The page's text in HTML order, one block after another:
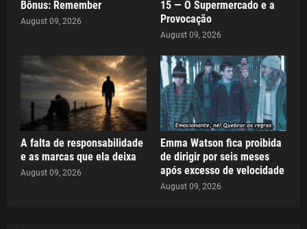
Bônus: Remember
August 09, 2026
15 — O Supermercado e a
Provocação
August 09, 2026
A falta de responsabilidade
e as marcas que ela deixa
August 09, 2026
Emma Watson fica proibida
de dirigir por seis meses
após excesso de velocidade
August 09, 2026